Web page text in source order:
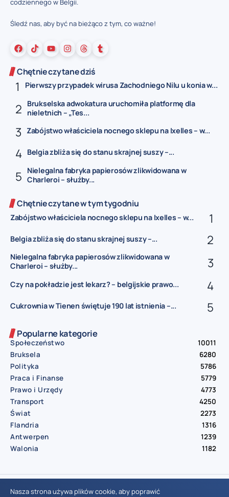
codziennego w Belgii.
Śledź nas, aby być na bieżąco z tym, co ważne!
Chętnie czytane dziś
Pierwszy przypadek wirusa Zachodniego Nilu u konia w...
Brukselska adwokatura uruchomiła platformę dla
nieletnich – „Tes...
Zabójstwo właściciela nocnego sklepu na Ixelles – w...
Belgia zbliża się do stanu skrajnej suszy –...
Nielegalna fabryka papierosów zlikwidowana w
Charleroi – służby...
Chętnie czytane w tym tygodniu
Zabójstwo właściciela nocnego sklepu na Ixelles – w...
Belgia zbliża się do stanu skrajnej suszy –...
Nielegalna fabryka papierosów zlikwidowana w
Charleroi – służby...
Czy na pokładzie jest lekarz? – belgijskie prawo...
Cukrownia w Tienen świętuje 190 lat istnienia –...
Popularne kategorie
Społeczeństwo
10011
Bruksela
6280
Polityka
5786
Praca i Finanse
5779
Prawo i Urzędy
4773
Transport
4250
Świat
2273
Flandria
1316
Antwerpen
1239
Walonia
1182
© Aktualnosci.be – All Right Reserved 2016-2026
Nasza strona używa plików cookie, aby poprawić